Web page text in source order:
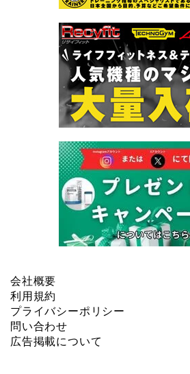
会社概要
利用規約
プライバシーポリシー
問い合わせ
広告掲載について